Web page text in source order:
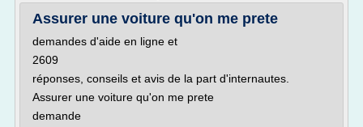
Assurer une voiture qu'on me prete
demandes d'aide en ligne et
2609
réponses, conseils et avis de la part d'internautes.
Assurer une voiture qu'on me prete
demande